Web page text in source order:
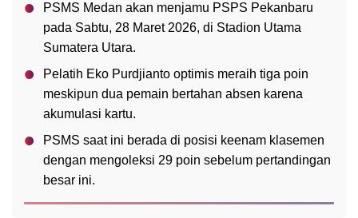
PSMS Medan akan menjamu PSPS Pekanbaru
pada Sabtu, 28 Maret 2026, di Stadion Utama
Sumatera Utara.
Pelatih Eko Purdjianto optimis meraih tiga poin
meskipun dua pemain bertahan absen karena
akumulasi kartu.
PSMS saat ini berada di posisi keenam klasemen
dengan mengoleksi 29 poin sebelum pertandingan
besar ini.